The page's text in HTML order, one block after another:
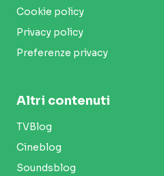
Cookie policy
Privacy policy
Preferenze privacy
Altri contenuti
TVBlog
Cineblog
Soundsblog